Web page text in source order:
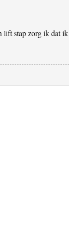
stap zorg ik dat ik